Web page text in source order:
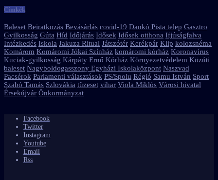
Címkék
Baleset Beiratkozás Bevásárlás covid-19 Dankó Pista telep Gasztro
Gyilkosság Gúta Híd Időjárás Idősek Idősek otthona Ifjúságfalva
Intézkedés Iskola Jakuza Ritual Játszótér Kerékpár Klip kolozsnéma
Komárom Komáromi Jókai Színház komáromi kórház Koronavírus
Kuciak-gyilkosság Kárpáty Ernő Kórház Környezetvédelem Közúti
baleset Nagyboldogasszony Egyházi Iskolaközpont Naszvad
Pacsérok Parlamenti választások PS/Spolu Régió Samu István Sport
Szabó Tamás Szlovákia tűzeset vihar Viola Miklós Városi hivatal
Érsekújvár Önkormányzat
Facebook
Twitter
Instagram
Youtube
Email
Rss